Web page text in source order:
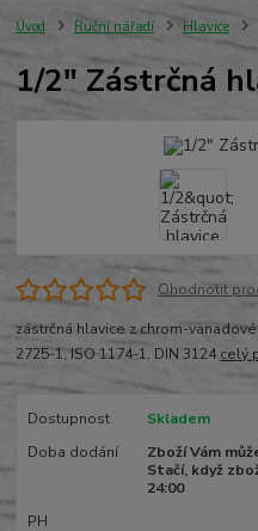
Úvod Ruční nářadí Hlavice
1/2" Zástrčná
Ohodnotit
zástrčná hlavice z chrom-
2725-1, ISO 1174-1, DIN 3124celý
Dostupnost
Skladem
Doba dodání
Zboží Vám
Stačí, když
24:00
PH